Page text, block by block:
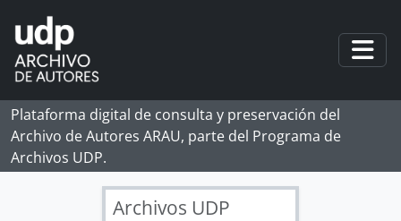
Skip to main content
Plataforma digital de consulta y preservación del
Archivo de Autores ARAU, parte del Programa de
Archivos UDP.
Archivos UDP